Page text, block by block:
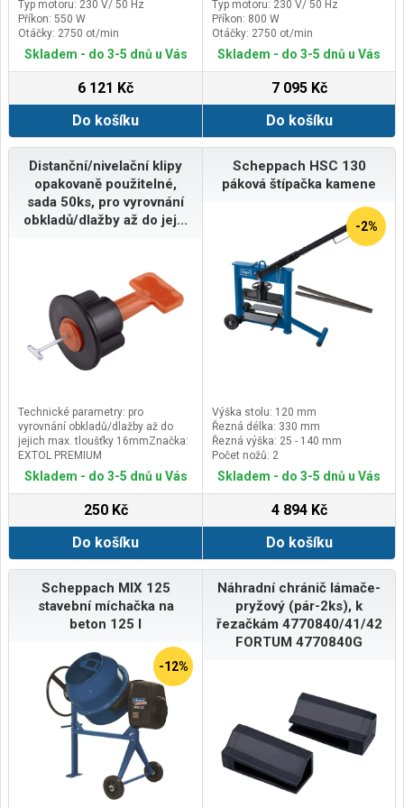
Typ motoru: 230 V/ 50 Hz
Příkon: 550 W
Otáčky: 2750 ot/min
Skladem - do 3-5 dnů u Vás
6 121 Kč
Do košíku
Typ motoru: 230 V/ 50 Hz
Příkon: 800 W
Otáčky: 2750 ot/min
Skladem - do 3-5 dnů u Vás
7 095 Kč
Do košíku
Distanční/nivelační klipy
opakovaně použitelné,
sada 50ks, pro vyrovnání
obkladů/dlažby až do jej...
Technické parametry: pro
vyrovnání obkladů/dlažby až do
jejich max. tloušťky 16mmZnačka:
EXTOL PREMIUM
Skladem - do 3-5 dnů u Vás
250 Kč
Do košíku
Scheppach HSC 130
páková štípačka kamene
-2%
Výška stolu: 120 mm
Řezná délka: 330 mm
Řezná výška: 25 - 140 mm
Počet nožů: 2
Skladem - do 3-5 dnů u Vás
4 894 Kč
Do košíku
Scheppach MIX 125
stavební míchačka na
beton 125 l
-12%
Náhradní chránič lámače-
pryžový (pár-2ks), k
řezačkám 4770840/41/42
FORTUM 4770840G